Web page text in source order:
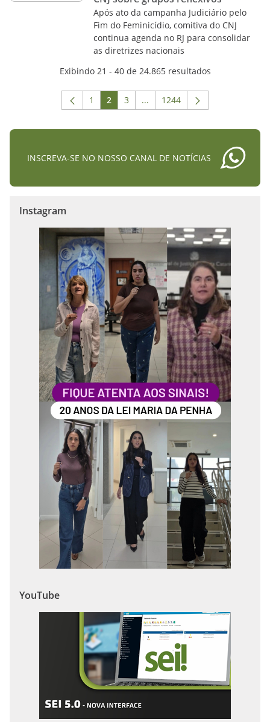
Após ato da campanha Judiciário pelo
Fim do Feminicídio, comitiva do CNJ
continua agenda no RJ para consolidar
as diretrizes nacionais
Exibindo 21 - 40 de 24.865 resultados
Página
1 Página
2 Página
3 ...Páginas intermediárias Usar
Página
1244
INSCREVA-SE NO NOSSO CANAL DE NOTÍCIAS
Instagram
YouTube